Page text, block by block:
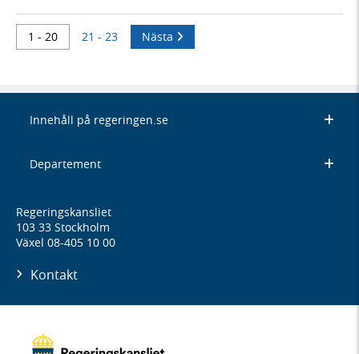
1 - 20 21 - 23 Nästa
Innehåll på regeringen.se
Departement
Regeringskansliet
103 33 Stockholm
Växel 08-405 10 00
Kontakt